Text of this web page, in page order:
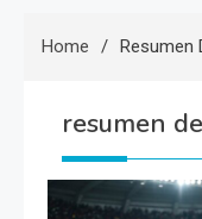
Home Resumen
resumen